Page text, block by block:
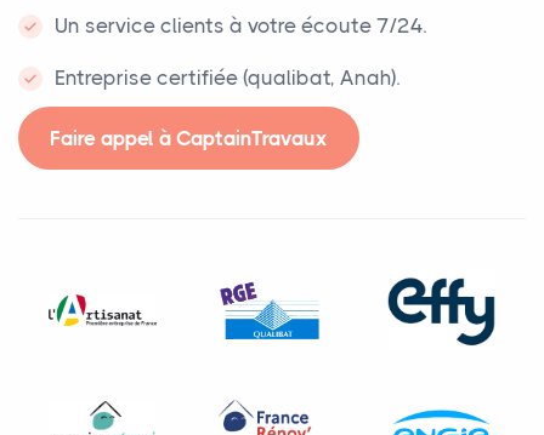
Un service clients à votre écoute 7/24.
Entreprise certifiée (qualibat, Anah).
Faire appel à CaptainTravaux